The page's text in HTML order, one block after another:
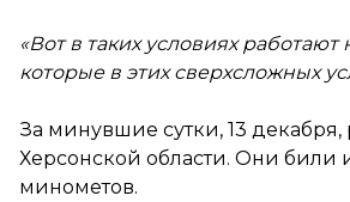
«Вот в таких условиях
которые в этих сверхсложных
За минувшие сутки, 13
Херсонской области. Они били
минометов.